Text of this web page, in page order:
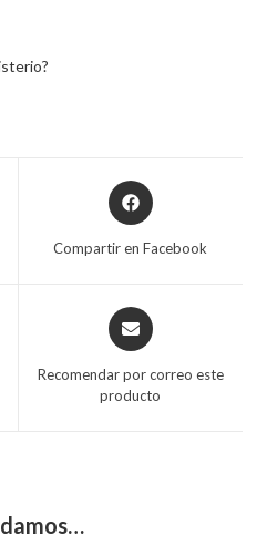
Compartir en Facebook
Recomendar por correo este
producto